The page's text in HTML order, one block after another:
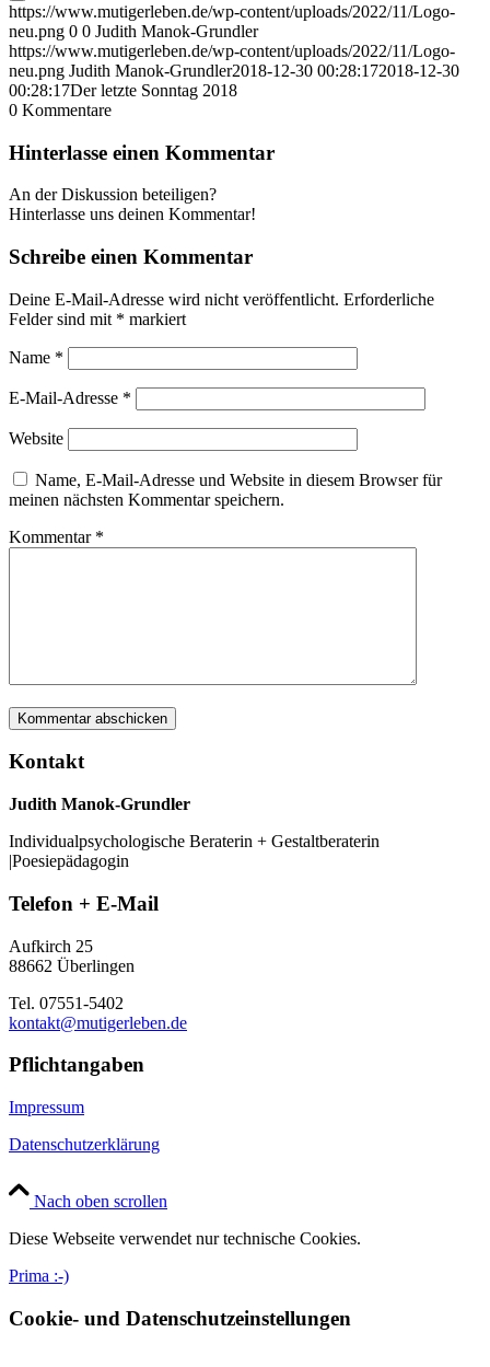
https://www.mutigerleben.de/wp-content/uploads/2022/11/Logo-
neu.png 0 0 Judith Manok-Grundler
https://www.mutigerleben.de/wp-content/uploads/2022/11/Logo-
neu.png Judith Manok-Grundler2018-12-30 00:28:172018-12-30
00:28:17Der letzte Sonntag 2018
0 Kommentare
Hinterlasse einen Kommentar
An der Diskussion beteiligen?
Hinterlasse uns deinen Kommentar!
Schreibe einen Kommentar
Deine E-Mail-Adresse wird nicht veröffentlicht. Erforderliche
Felder sind mit * markiert
Name *
E-Mail-Adresse *
Website
Name, E-Mail-Adresse und Website in diesem Browser für
meinen nächsten Kommentar speichern.
Kommentar *
Kontakt
Judith Manok-Grundler
Individualpsychologische Beraterin + Gestaltberaterin
|Poesiepädagogin
Telefon + E-Mail
Aufkirch 25
88662 Überlingen
Tel. 07551-5402
kontakt@mutigerleben.de
Pflichtangaben
Impressum
Datenschutzerklärung
Nach oben scrollen
Diese Webseite verwendet nur technische Cookies.
Prima :-)
Cookie- und Datenschutzeinstellungen